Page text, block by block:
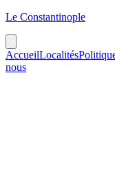
Le Constantinople
AccueilLocalités
nous